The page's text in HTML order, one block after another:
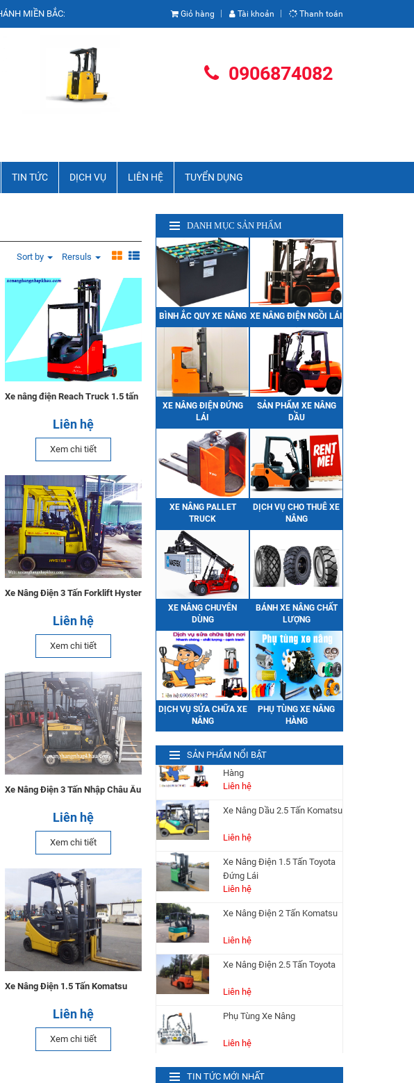
Tầng 3, Tòa nhà G2 Số 03 Thành Công, Ba Đình, Hà Nội
Giỏ hàng Tài khoản Thanh toán
0906874082
TIN TỨC DỊCH VỤ LIÊN HỆ TUYỂN DỤNG
Sort by Rersuls
Xe nâng điện Reach Truck 1.5 tấn
Liên hệ
Xem chi tiết
Xe Nâng Điện 3 Tấn Forklift Hyster
Liên hệ
Xem chi tiết
Xe Nâng Điện 3 Tấn Nhập Châu Âu
Liên hệ
Xem chi tiết
Xe Nâng Điện 1.5 Tấn Komatsu
Liên hệ
Xem chi tiết
DANH MỤC SẢN PHẨM
BÌNH ẮC QUY XE NÂNG XE NÂNG ĐIỆN NGỒI LÁI
XE NÂNG ĐIỆN ĐỨNG
LÁI
SẢN PHẨM XE NÂNG
DẦU
XE NÂNG PALLET
TRUCK
DỊCH VỤ CHO THUÊ XE
NÂNG
XE NÂNG CHUYÊN
DÙNG
BÁNH XE NÂNG CHẤT
LƯỢNG
DỊCH VỤ SỬA CHỮA XE
NÂNG
PHỤ TÙNG XE NÂNG
HÀNG
SẢN PHẨM NỔI BẬT
Bình Điện (Ắc Quy) Xe Nâng
HITACHI VSFL201 Ah48V
Liên hệ
Bình Điện (Ắc Quy) Xe Nâng
HITACHI VSFL280Ah 48V
Liên hệ
Dịch Vụ Cho Thuê Xe Nâng
Giá Tốt
Liên hệ
Dịch Vụ Sửa Chữa Xe Nâng
Hàng
Liên hệ
Xe Nâng Dầu 2.5 Tấn Komatsu
Liên hệ
Xe Nâng Điện 1.5 Tấn Toyota
Liên hệ
Xe Nâng Điện 2 Tấn Komatsu
Liên hệ
Xe Nâng Điện 2.5 Tấn Toyota
Liên hệ
Phụ Tùng Xe Nâng
Liên hệ
Bánh (Vỏ) Xe Nâng
Liên hệ
TIN TỨC MỚI NHẤT